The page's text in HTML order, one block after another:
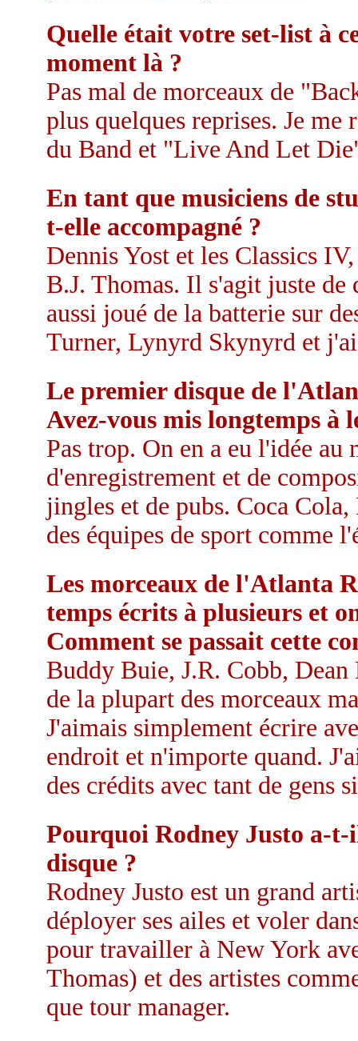
Quelle était votre set-list à
moment là ?
Pas mal de morceaux de
plus quelques reprises. Je
du Band et "Live And Let
En tant que musiciens de
t-elle accompagné ?
Dennis Yost et les Classics
B.J. Thomas. Il s'agit juste de
aussi joué de la batterie sur
Turner, Lynyrd Skynyrd et
Le premier disque de
Avez-vous mis longtemps à
Pas trop. On en a eu l'idée au
d'enregistrement et de
jingles et de pubs. Coca
des équipes de sport comme
Les morceaux de l'Atlanta
temps écrits à plusieurs et
Comment se passait cette
Buddy Buie, J.R. Cobb,
de la plupart des morceaux
J'aimais simplement écrire
endroit et n'importe quand.
des crédits avec tant de gens
Pourquoi Rodney Justo a-
disque ?
Rodney Justo est un grand
déployer ses ailes et voler
pour travailler à New York
Thomas) et des artistes
que tour manager.